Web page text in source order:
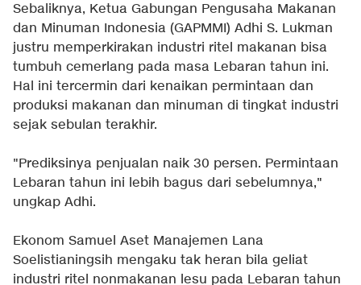
Sebaliknya, Ketua Gabungan Pengusaha Makanan
dan Minuman Indonesia (GAPMMI) Adhi S. Lukman
justru memperkirakan industri ritel makanan bisa
tumbuh cemerlang pada masa Lebaran tahun ini.
Hal ini tercermin dari kenaikan permintaan dan
produksi makanan dan minuman di tingkat industri
sejak sebulan terakhir.
"Prediksinya penjualan naik 30 persen. Permintaan
Lebaran tahun ini lebih bagus dari sebelumnya,"
ungkap Adhi.
Ekonom Samuel Aset Manajemen Lana
Soelistianingsih mengaku tak heran bila geliat
industri ritel nonmakanan lesu pada Lebaran tahun